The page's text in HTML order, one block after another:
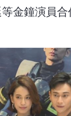
金鐘演員